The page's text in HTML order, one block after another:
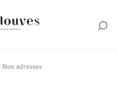
Nos adresses